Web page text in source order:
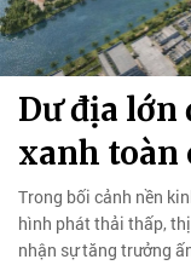
Dư địa lớn
xanh toàn
Trong bối cảnh nền
hình phát thải thấp,
nhận sự tăng trưởng